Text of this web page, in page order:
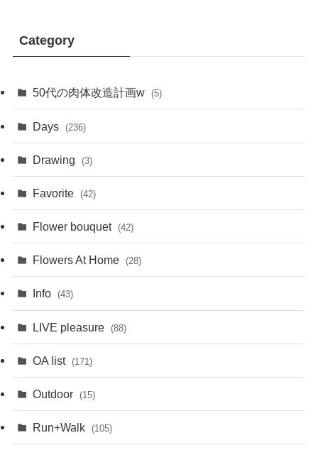
Category
50代の肉体改造計画w (5)
Days (236)
Drawing (3)
Favorite (42)
Flower bouquet (42)
Flowers At Home (28)
Info (43)
LIVE pleasure (88)
OA list (171)
Outdoor (15)
Run+Walk (105)